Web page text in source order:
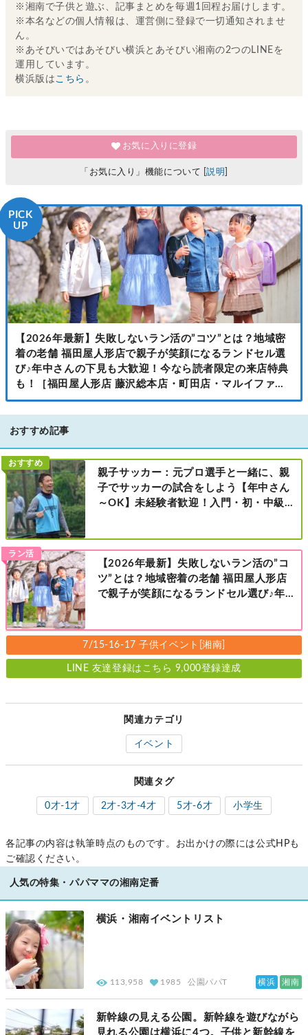
※湘南で子供と遊ぶ、記事まとめを毎週1回程お届けします。
※本名などの個人情報は、運営側に登録で一切通知されませ
ん。
※あそびいではあそびい横浜とあそびい湘南の2つのLINEを
運用しています。
横浜版は こちら
お気に入りに登録
「お気に入り」機能について [説明
PICK
UP
【2026年最新】失敗しないラン活の”コツ”とは？地域密
着の老舗 福田屋人形店で親子が笑顔になるランドセル選
び♪年中さんの下見も大歓迎！今なら読者限定の来店特典
も！［福田屋人形店 藤沢総本店・町田店・マルイファミ
リー溝口店］
おすすめ記事
おすすめ
親子サッカー：元プロ選手と一緒に、親
子でサッカーの試合をしよう【年中さん
～OK】未経験者歓迎！入門・初・中級の
ラン活
【2026年最新】失敗しないラン活の”コ
ツ”とは？地域密着の老舗 福田屋人形店
で親子が笑顔になるランドセル選び♪年
店・町田店・マルイファミリー溝口店］
7/15-16-17 子供イベント[湘南]
LINE 友達登録はこちら 9,000登録達成
関連カテゴリ
イベント
関連タグ
0才-1才 2才-3才-4才 5才-6才 小学生
各記事の内容は執筆時点のものです。お出かけの際には公式HPも
ご確認ください。
人気の特集・パパママの湘南定番
横浜・湘南イベントリスト
113,958 1985 公園パパT 横浜 湘南
新幹線の見える公園。新幹線を遊びながら
見れる公園は横浜に4つ。子供と新幹線を